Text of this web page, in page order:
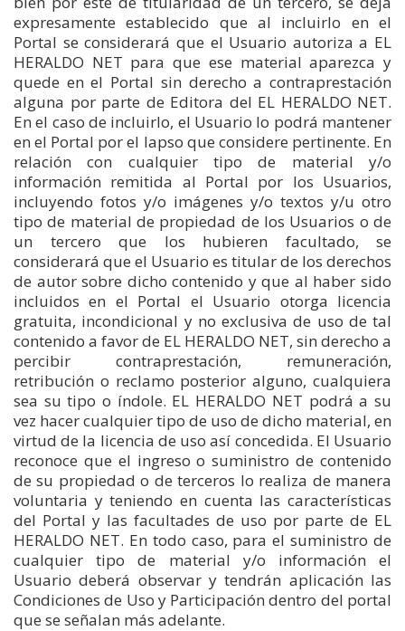
expresamente establecido que al incluirlo en el
Portal se considerará que el Usuario autoriza a EL
HERALDO NET para que ese material aparezca y
quede en el Portal sin derecho a contraprestación
alguna por parte de Editora del EL HERALDO NET.
En el caso de incluirlo, el Usuario lo podrá mantener
en el Portal por el lapso que considere pertinente. En
relación con cualquier tipo de material y/o
información remitida al Portal por los Usuarios,
incluyendo fotos y/o imágenes y/o textos y/u otro
tipo de material de propiedad de los Usuarios o de
un tercero que los hubieren facultado, se
considerará que el Usuario es titular de los derechos
de autor sobre dicho contenido y que al haber sido
incluidos en el Portal el Usuario otorga licencia
gratuita, incondicional y no exclusiva de uso de tal
contenido a favor de EL HERALDO NET, sin derecho a
percibir contraprestación, remuneración,
retribución o reclamo posterior alguno, cualquiera
sea su tipo o índole. EL HERALDO NET podrá a su
vez hacer cualquier tipo de uso de dicho material, en
virtud de la licencia de uso así concedida. El Usuario
reconoce que el ingreso o suministro de contenido
de su propiedad o de terceros lo realiza de manera
voluntaria y teniendo en cuenta las características
del Portal y las facultades de uso por parte de EL
HERALDO NET. En todo caso, para el suministro de
cualquier tipo de material y/o información el
Usuario deberá observar y tendrán aplicación las
Condiciones de Uso y Participación dentro del portal
que se señalan más adelante.